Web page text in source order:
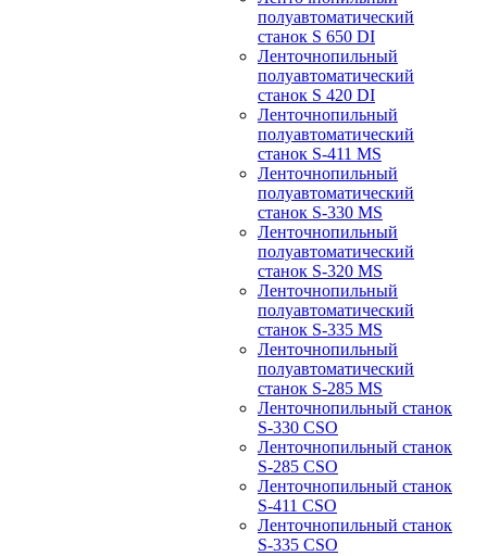
полуавтоматический
станок S 650 DI
Ленточнопильный
полуавтоматический
станок S 420 DI
Ленточнопильный
полуавтоматический
станок S-411 MS
Ленточнопильный
полуавтоматический
станок S-330 MS
Ленточнопильный
полуавтоматический
станок S-320 MS
Ленточнопильный
полуавтоматический
станок S-335 MS
Ленточнопильный
полуавтоматический
станок S-285 MS
Ленточнопильный станок
S-330 CSO
Ленточнопильный станок
S-285 CSO
Ленточнопильный станок
S-411 CSO
Ленточнопильный станок
S-335 CSO